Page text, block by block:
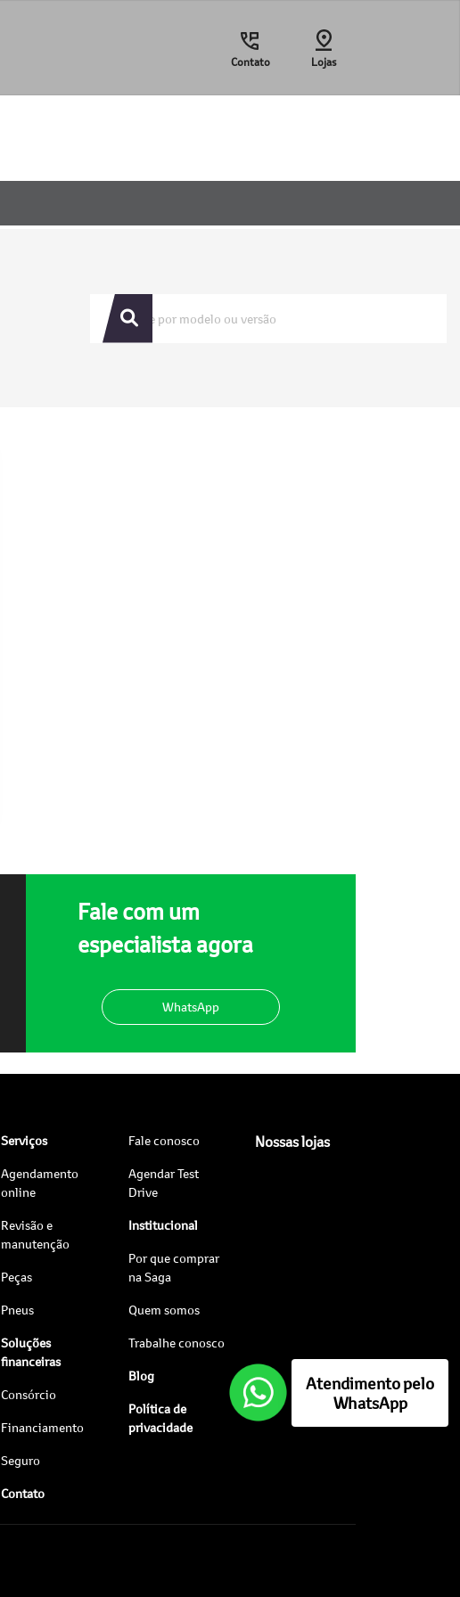
Contato Lojas
Fale com um
especialista agora
WhatsApp
Serviços
Agendamento
online
Revisão e
manutenção
Peças
Pneus
Soluções
financeiras
Consórcio
Financiamento
Seguro
Contato
Fale conosco
Agendar Test
Drive
Institucional
Por que comprar
na Saga
Quem somos
Trabalhe conosco
Blog
Política de
privacidade
Nossas lojas
Atendimento pelo
WhatsApp